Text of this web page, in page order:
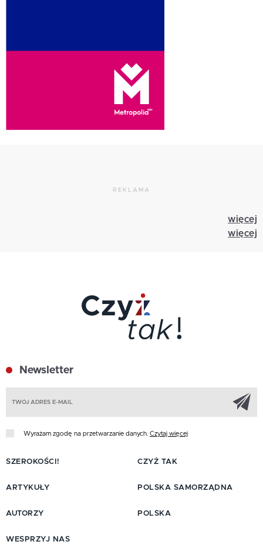
REKLAMA
więcej
więcej
Newsletter
Wyrażam zgodę na przetwarzanie danych. Czytaj więcej
SZEROKOŚCI!
ARTYKUŁY
AUTORZY
CZYŻ TAK
POLSKA SAMORZĄDNA
POLSKA
WESPRZYJ NAS